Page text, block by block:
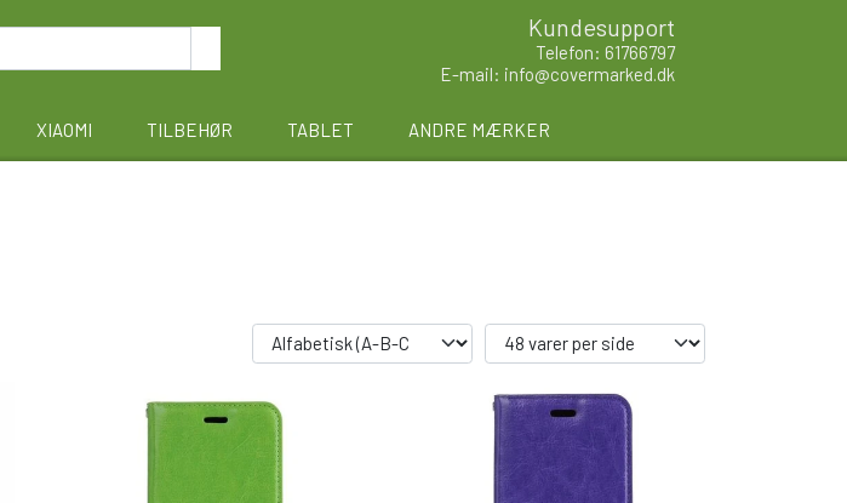
Kundesupport
Telefon: 61766797
E-mail: info@covermarked.dk
XIAOMI TILBEHØR TABLET ANDRE MÆRKER